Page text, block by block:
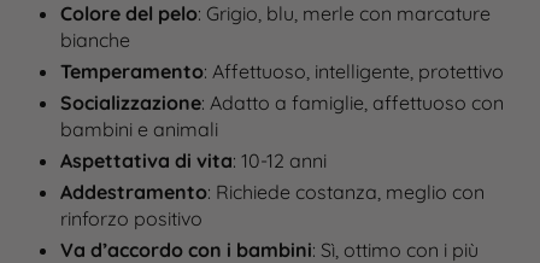
Colore del pelo: Grigio, blu, merle con marcature
bianche
Temperamento: Affettuoso, intelligente, protettivo
Socializzazione: Adatto a famiglie, affettuoso con
bambini e animali
Aspettativa di vita: 10-12 anni
Addestramento: Richiede costanza, meglio con
rinforzo positivo
Va d’accordo con i bambini: Sì, ottimo con i più